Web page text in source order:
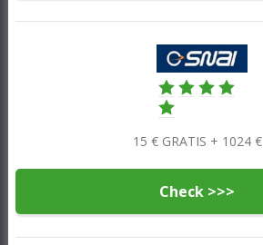
15 € GRATIS + 1024 €
Check >>>